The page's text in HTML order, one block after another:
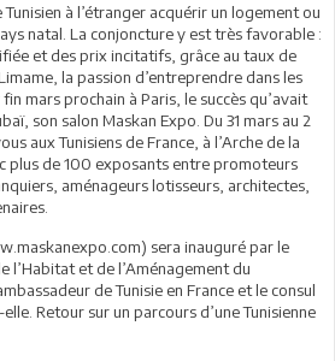
à l’étranger acquérir un logement ou
natal. La conjoncture y est très favorable :
et des prix incitatifs, grâce au taux de
la passion d’entreprendre dans les
mars prochain à Paris, le succès qu’avait
son salon Maskan Expo. Du 31 mars au 2
aux Tunisiens de France, à l’Arche de la
plus de 100 exposants entre promoteurs
aménageurs lotisseurs, architectes,
sera inauguré par le
l’Habitat et de l’Aménagement du
de Tunisie en France et le consul
Retour sur un parcours d’une Tunisienne